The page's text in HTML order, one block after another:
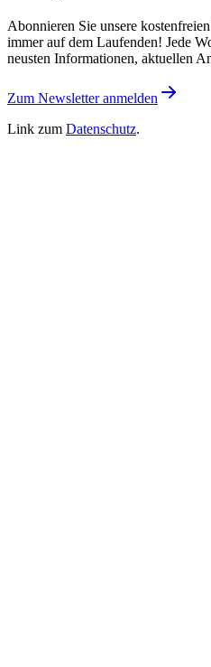
Abonnieren Sie unsere
immer auf dem Laufenden! Jede
neusten Informationen, aktuellen
Zum Newsletter anmelden
Link zum Datenschutz.